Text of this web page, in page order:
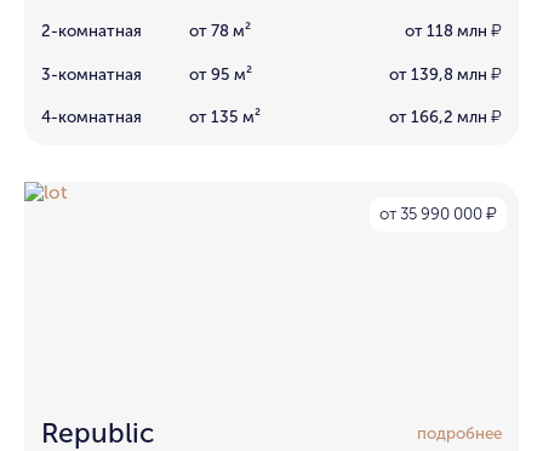
2-комнатная от 78 м² от 118 млн ₽
3-комнатная от 95 м² от 139,8 млн ₽
4-комнатная от 135 м² от 166,2 млн ₽
от 35 990 000 ₽
Republic подробнее